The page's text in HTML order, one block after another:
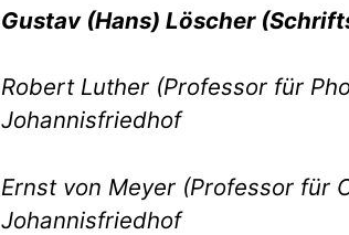
Gustav (Hans) Löscher
Robert Luther (Professor für
Johannisfriedhof
Ernst von Meyer (Professor für
Johannisfriedhof